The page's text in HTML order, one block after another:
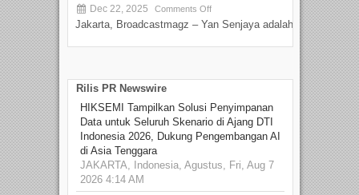
Dec 22, 2025 Comments Off
Jakarta, Broadcastmagz – Yan Senjaya adalah...
Rilis PR Newswire
HIKSEMI Tampilkan Solusi Penyimpanan
Data untuk Seluruh Skenario di Ajang DTI
Indonesia 2026, Dukung Pengembangan AI
di Asia Tenggara
JAKARTA, Indonesia, Agustus, Fri, Aug 7
2026 4:14 AM